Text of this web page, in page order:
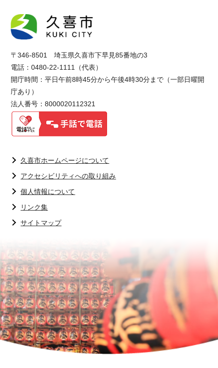
〒346-8501 埼玉県久喜市下早見85番地の3
電話：0480-22-1111（代表）
開庁時間：平日午前8時45分から午後4時30分まで（一部日曜開
庁あり）
法人番号：8000020112321
久喜市ホームページについて
アクセシビリティへの取り組み
個人情報について
リンク集
サイトマップ